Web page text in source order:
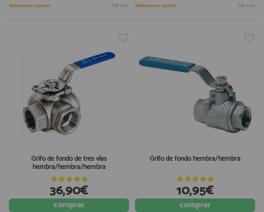
Seleccionar opción IVA incl. Seleccionar opción IVA incl.
Grifo de fondo de tres vías
hembra/hembra/hembra
36,90€
comprar
Grifo de fondo hembra/hembra
10,95€
comprar